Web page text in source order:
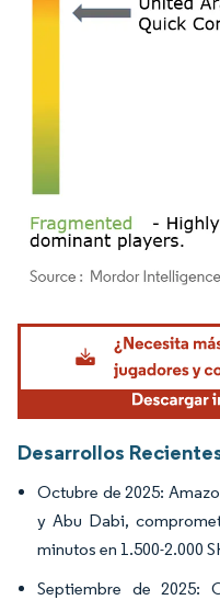
Imagen © Mordor Intelligence. El
Desarrollos
Octubre de 2025:
y Abu Dabi,
minutos en 1.500-2.000
Septiembre de 2025: